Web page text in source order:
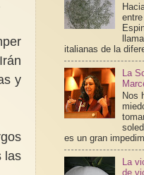
y
las
italianas de la
La
Nos
es un gran
La
de